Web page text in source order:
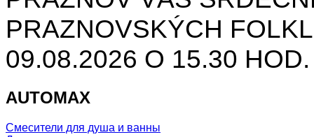
PRAZNOVSKÝCH
09.08.2026 O 15.30
AUTOMAX
Смесители для душа и ванны